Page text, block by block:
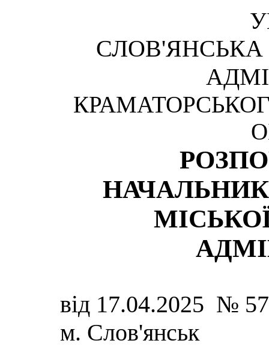
СЛОВ'ЯНСЬКА
від 17.04.2025 №
м. Слов'янськ